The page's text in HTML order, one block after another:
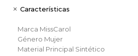
Características
Marca MissCarol
Género Mujer
Material Principal Sintético